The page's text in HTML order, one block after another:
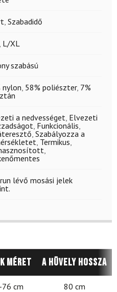
, Szabadidő
, L/XL
szabású
nylon, 58% poliészter, 7%
a nedvességet, Elvezeti
, Funkcionális,
, Szabályozza a
, Termikus,
,
lévő mosási jelek
méret A hüvely hossza
cm 80 cm